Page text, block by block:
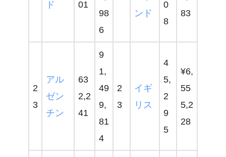
ド
01
98
6
ンド
0
8
83
2
3
アル
ゼン
チン
63
2,2
41
9
1,
49
9,
81
4
2
3
イギ
リス
4
5,
2
9
5
¥6,
55
5,2
28